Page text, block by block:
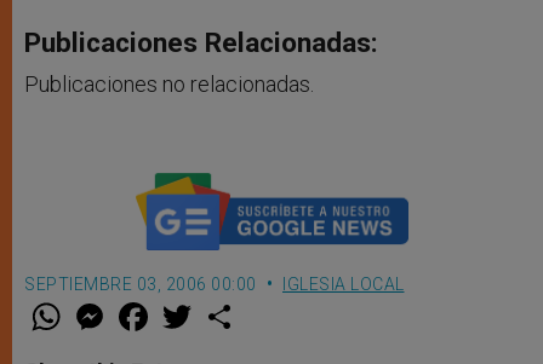
Publicaciones Relacionadas:
Publicaciones no relacionadas.
SEPTIEMBRE 03, 2006 00:00 IGLESIA LOCAL
W M
e
F
a w